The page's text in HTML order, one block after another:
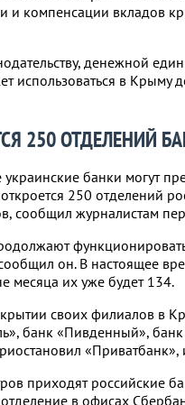
и компенсации вкладов
денежной
использоваться в Крыму
250 ОТДЕЛЕНИЙ
банки могут
250 отделений
сообщил журналистам
он. В настоящее
месяца их уже будет 134.
своих филиалов в
банк «Пивденный»,
приходят российские
в офисах